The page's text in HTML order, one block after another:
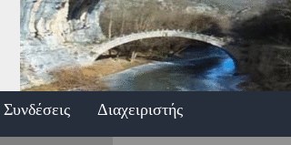
Συνδέσεις Διαχειριστής